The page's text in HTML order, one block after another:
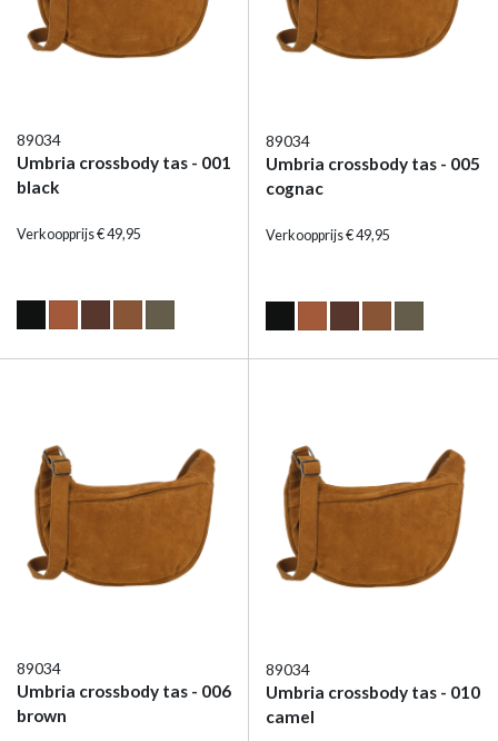
89034
Umbria crossbody tas - 001
black
Verkoopprijs € 49,95
89034
Umbria crossbody tas - 005
cognac
Verkoopprijs € 49,95
89034
Umbria crossbody tas - 006
brown
89034
Umbria crossbody tas - 010
camel